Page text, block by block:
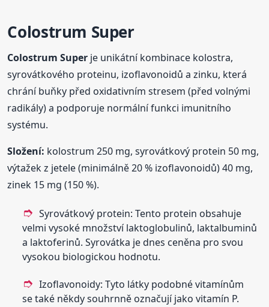
Colostrum Super
Colostrum Super je unikátní kombinace kolostra,
syrovátkového proteinu, izoflavonoidů a zinku, která
chrání buňky před oxidativním stresem (před volnými
radikály) a podporuje normální funkci imunitního
systému.
Složení: kolostrum 250 mg, syrovátkový protein 50 mg,
výtažek z jetele (minimálně 20 % izoflavonoidů) 40 mg,
zinek 15 mg (150 %).
Syrovátkový protein: Tento protein obsahuje
velmi vysoké množství laktoglobulinů, laktalbuminů
a laktoferinů. Syrovátka je dnes ceněna pro svou
vysokou biologickou hodnotu.
Izoflavonoidy: Tyto látky podobné vitamínům
se také někdy souhrnně označují jako vitamín P.